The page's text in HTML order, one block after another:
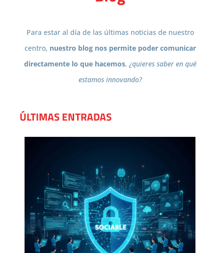
Para estar al día de las últimas noticias de nuestro
centro, nuestro blog nos permite poder comunicar
directamente lo que hacemos, ¿quieres saber en qué
estamos innovando?
ÚLTIMAS ENTRADAS